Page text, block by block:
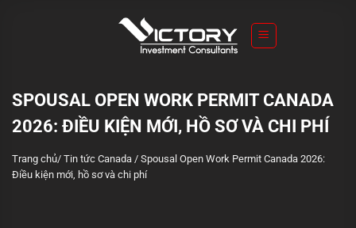
SPOUSAL OPEN WORK PERMIT CANADA
2026: ĐIỀU KIỆN MỚI, HỒ SƠ VÀ CHI PHÍ
Trang chủ/ Tin tức Canada / Spousal Open Work Permit Canada 2026:
Điều kiện mới, hồ sơ và chi phí